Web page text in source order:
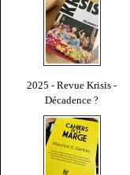
2025 - Revue Krisis -
Décadence ?